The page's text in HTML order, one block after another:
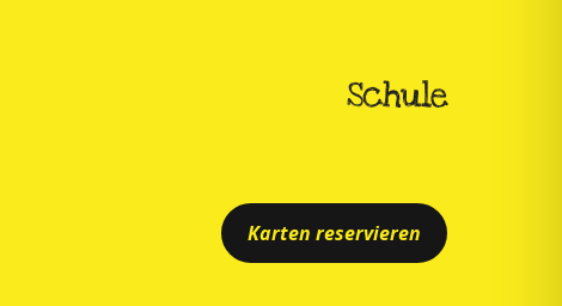
Schule
Karten reservieren